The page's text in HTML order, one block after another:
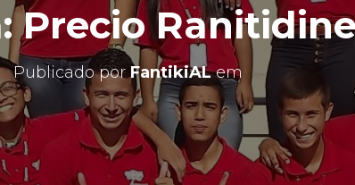
Precio
Publicado porFantikiALem